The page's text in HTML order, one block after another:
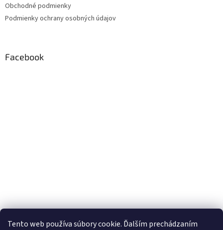
Tento web používa súbory cookie. Ďalším prechádzaním
Obchodné podmienky
Podmienky ochrany osobných údajov
Facebook